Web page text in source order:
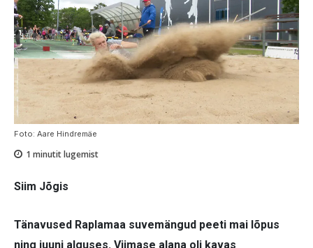
Foto: Aare Hindremäe
1 minutit lugemist
Siim Jõgis
Tänavused Raplamaa suvemängud peeti mai lõpus
ning juuni alguses. Viimase alana oli kavas